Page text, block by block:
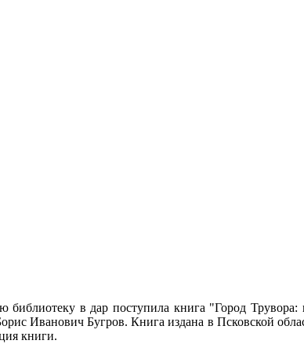
в дар поступила книга "Город Трувора:
Иванович Бугров. Книга издана в Псковской
книги.